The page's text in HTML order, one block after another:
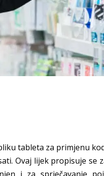
tableta za primjenu
Ovaj lijek propisuje se